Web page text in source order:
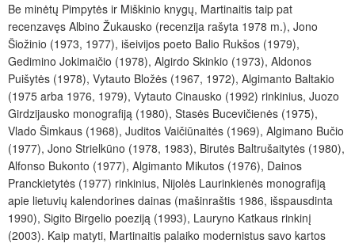
Be minėtų Pimpytės ir Miškinio knygų, Martinaitis taip pat
recenzavęs Albino Žukausko (recenzija rašyta 1978 m.), Jono
Šiožinio (1973, 1977), išeivijos poeto Balio Rukšos (1979),
Gedimino Jokimaičio (1978), Algirdo Skinkio (1973), Aldonos
Puišytės (1978), Vytauto Bložės (1967, 1972), Algimanto Baltakio
(1975 arba 1976, 1979), Vytauto Cinausko (1992) rinkinius, Juozo
Girdzijausko monografiją (1980), Stasės Bucevičienės (1975),
Vlado Šimkaus (1968), Juditos Vaičiūnaitės (1969), Algimano Bučio
(1977), Jono Strielkūno (1978, 1983), Birutės Baltrušaitytės (1980),
Alfonso Bukonto (1977), Algimanto Mikutos (1976), Dainos
Pranckietytės (1977) rinkinius, Nijolės Laurinkienės monografiją
apie lietuvių kalendorines dainas (mašinraštis 1986, išspausdinta
1990), Sigito Birgelio poeziją (1993), Lauryno Katkaus rinkinį
(2003). Kaip matyti, Martinaitis palaiko modernistus savo kartos